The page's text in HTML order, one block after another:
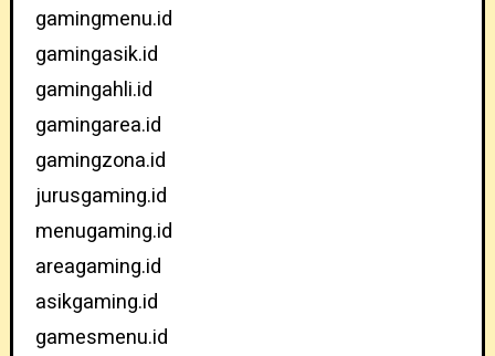
gamingmenu.id
gamingasik.id
gamingahli.id
gamingarea.id
gamingzona.id
jurusgaming.id
menugaming.id
areagaming.id
asikgaming.id
gamesmenu.id